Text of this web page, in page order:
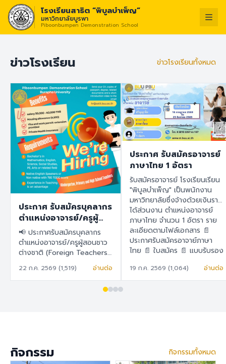
โรงเรียนสาธิต “พิบูลบำเพ็ญ”
มหาวิทยาลัยบูรพา
Piboonbumpen Demonstration School
ข่าวโรงเรียน ข่าวโรงเรียนทั้งหมด
ประกาศ รับสมัครบุคลากร
ตำแหน่งอาจารย์/ครูผู้
สอนชาวต่างชาติ
(Foreign Teachers)
📢 ประกาศรับสมัครบุคลากร
ตำแหน่งอาจารย์/ครูผู้สอนชาว
ต่างชาติ (Foreign Teachers)
โรงเรียนสาธิต "พิบูลบำเพ็ญ"
มหาวิทยาลัยบูรพา 🇹🇭 ภาษา
ไทย โรงเรียนสาธิต "พิบูล
เดือน 30,000 – 40,000
22 ก.ค. 2569 (1,519) อ่านต่อ
ประกาศ รับสมัครอาจารย์
ภาษาไทย 1 อัตรา
รับสมัครอาจารย์ โรงเรียนเรียน
"พิบูลบำเพ็ญ" เป็นพนักงาน
มหาวิทยาลัยซึ่งจ้างด้วยเงินราย
ได้ส่วนงาน ตำแหน่งอาจารย์
ภาษาไทย จำนวน 1 อัตรา ราย
ละเอียดตามไฟล์เอกสาร 📄
ประกาศรับสมัครอาจาย์ภาษา
ไทย 📄 ใบสมัคร 📄 แบบรับรอง
19 ก.ค. 2569 (1,064) อ่านต่อ
กิจกรรม กิจกรรมทั้งหมด